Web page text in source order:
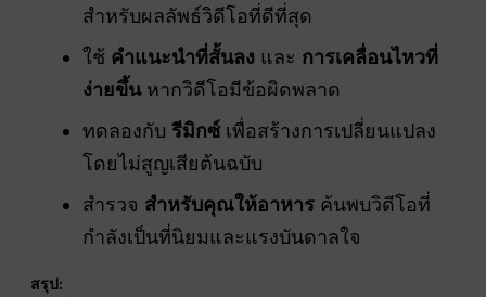
สำหรับผลลัพธ์วิดีโอที่ดีที่สุด
ใช้ คำแนะนำที่สั้นลง และ การเคลื่อนไหวที่
ง่ายขึ้นหากวิดีโอมีข้อผิดพลาด
ทดลองกับรีมิกซ์ เพื่อสร้างการเปลี่ยนแปลง
โดยไม่สูญเสียต้นฉบับ
สำรวจ สำหรับคุณให้อาหาร ค้นพบวิดีโอที่
กำลังเป็นที่นิยมและแรงบันดาลใจ
สรุป: